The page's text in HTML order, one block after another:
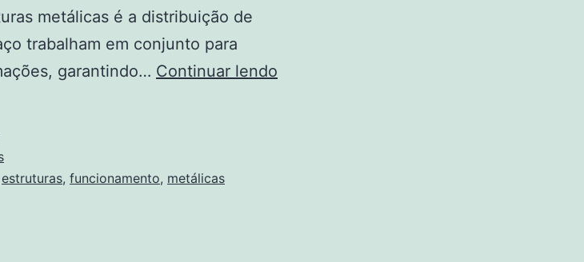
metálicas é a distribuição de
trabalham em conjunto para
garantindo… Continuar lendo
estruturas, funcionamento, metálicas